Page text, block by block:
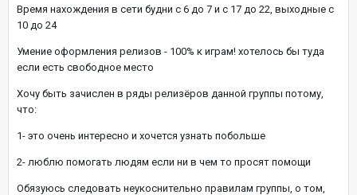
Время нахождения в сети будни с 6 до 7 и с 17 до 22, выходные с
10 до 24
Умение оформления релизов - 100% к играм! хотелось бы туда
если есть свободное место
Хочу быть зачислен в ряды релизёров данной группы потому,
что:
1- это очень интересно и хочется узнать побольше
2- люблю помогать людям если ни в чем то просят помощи
Обязуюсь следовать неукоснительно правилам группы, о том,